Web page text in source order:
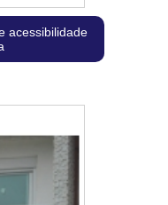
acessibilidade